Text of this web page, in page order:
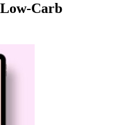
Carb